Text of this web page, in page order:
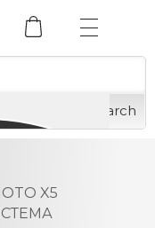
Search
X5